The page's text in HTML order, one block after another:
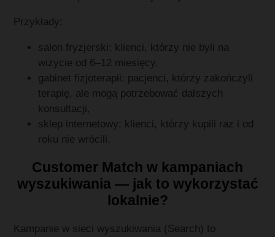
Przykłady:
salon fryzjerski: klienci, którzy nie byli na
wizycie od 6–12 miesięcy,
gabinet fizjoterapii: pacjenci, którzy zakończyli
terapię, ale mogą potrzebować dalszych
konsultacji,
sklep internetowy: klienci, którzy kupili raz i od
roku nie wrócili.
Customer Match w kampaniach
wyszukiwania — jak to wykorzystać
lokalnie?
Kampanie w sieci wyszukiwania (Search) to